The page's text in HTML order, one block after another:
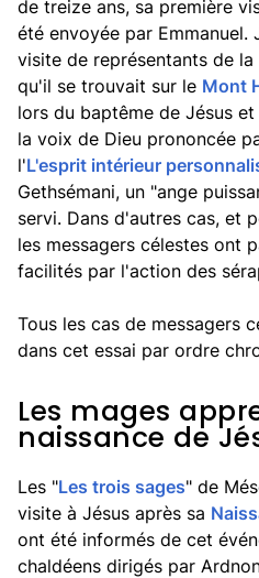
de treize ans, sa première
été envoyée par Emmanuel.
visite de représentants de
qu'il se trouvait sur le Mont
lors du baptême de Jésus
la voix de Dieu prononcée
l'L'esprit intérieur
Gethsémani, un "ange
servi. Dans d'autres cas, et
les messagers célestes ont
facilités par l'action des
Tous les cas de messagers
dans cet essai par ordre
Les mages
naissance de
Les "Les trois sages" de
visite à Jésus après sa
ont été informés de cet
chaldéens dirigés par